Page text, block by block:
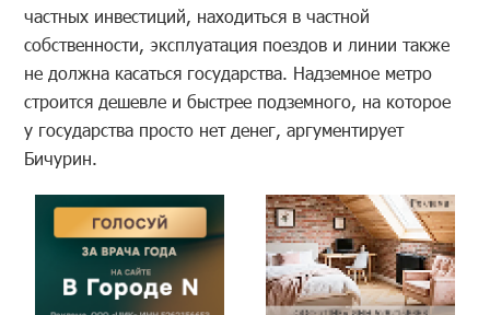
частных инвестиций, находиться в частной
собственности, эксплуатация поездов и линии также
не должна касаться государства. Надземное метро
строится дешевле и быстрее подземного, на которое
у государства просто нет денег, аргументирует
Бичурин.